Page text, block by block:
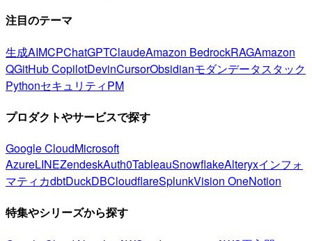
注目のテーマ
生成AIMCPChatGPTClaudeAmazon BedrockRAGAmazon
QGitHub CopilotDevinCursorObsidianモダンデータスタック
PythonセキュリティPM
プロダクトやサービスで探す
Google CloudMicrosoft
AzureLINEZendeskAuth0TableauSnowflakeAlteryxインフォ
マティカdbtDuckDBCloudflareSplunkVision OneNotion
特集やシリーズから探す